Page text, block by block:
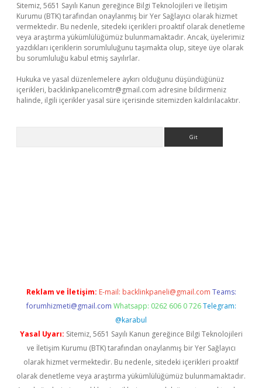
Sitemiz, 5651 Sayılı Kanun gereğince Bilgi Teknolojileri ve İletişim
Kurumu (BTK) tarafından onaylanmış bir Yer Sağlayıcı olarak hizmet
vermektedir. Bu nedenle, sitedeki içerikleri proaktif olarak denetleme
veya araştırma yükümlülüğümüz bulunmamaktadır. Ancak, üyelerimiz
yazdıkları içeriklerin sorumluluğunu taşımakta olup, siteye üye olarak
bu sorumluluğu kabul etmiş sayılırlar.
Hukuka ve yasal düzenlemelere aykırı olduğunu düşündüğünüz
içerikleri, backlinkpanelicomtr@gmail.com adresine bildirmeniz
halinde, ilgili içerikler yasal süre içerisinde sitemizden kaldırılacaktır.
Reklam ve İletişim: E-mail: backlinkpaneli@gmail.com Teams:
forumhizmeti@gmail.com Whatsapp: 0262 606 0 726 Telegram:
@karabul
Yasal Uyarı: Sitemiz, 5651 Sayılı Kanun gereğince Bilgi Teknolojileri
ve İletişim Kurumu (BTK) tarafından onaylanmış bir Yer Sağlayıcı
olarak hizmet vermektedir. Bu nedenle, sitedeki içerikleri proaktif
olarak denetleme veya araştırma yükümlülüğümüz bulunmamaktadır.